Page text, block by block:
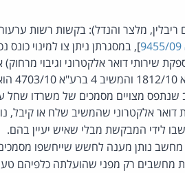
ריבלין, מלצר והנדל): בקשות רשות
], במסגרתן ניתן צו למינוי
שירותי דואר אלקטרוני וגיבוי
דואר
מצויים מסמכים של משרדו שחל
דואר אלקטרוני שהמשיב שלח או
לידי המבקשת מבלי שאיש יעיין בהם.
נותן מענה לחשש שייחשפו
מחשבים רק מפני שהועלתה כלפיהם